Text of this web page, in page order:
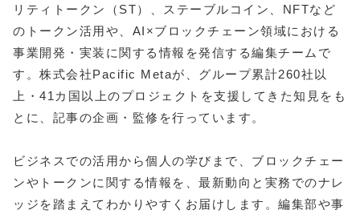
リティトークン（ST）、ステーブルコイン、NFTなど
のトークン活用や、AI×ブロックチェーン領域における
事業開発・実装に関する情報を発信する編集チームで
す。株式会社Pacific Metaが、グループ累計260社以
上・41カ国以上のプロジェクトを支援してきた知見をも
とに、記事の企画・監修を行っています。
ビジネスでの活用から個人の学びまで、ブロックチェー
ンやトークンに関する情報を、最新動向と実務でのナレ
ッジを踏まえてわかりやすくお届けします。編集部や事